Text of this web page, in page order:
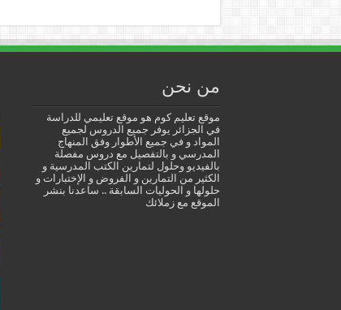
من نحن
موقع تعليم كوم هو موقع تعليمي للدراسة
في الجزائر يوفر جميع الدروس لجميع
المواد و في جميع الأطوار وفق المنهاج
المدرسي و بالتفصيل مع دروس مفصلة
بالفيديو وحلول لتمارين الكتب المدرسية و
الكثير من التمارين و الفروض و الإختبارات و
حلولها و الحوليات السابقة .. ساعدنا بنشر
الموقع مع زملائك